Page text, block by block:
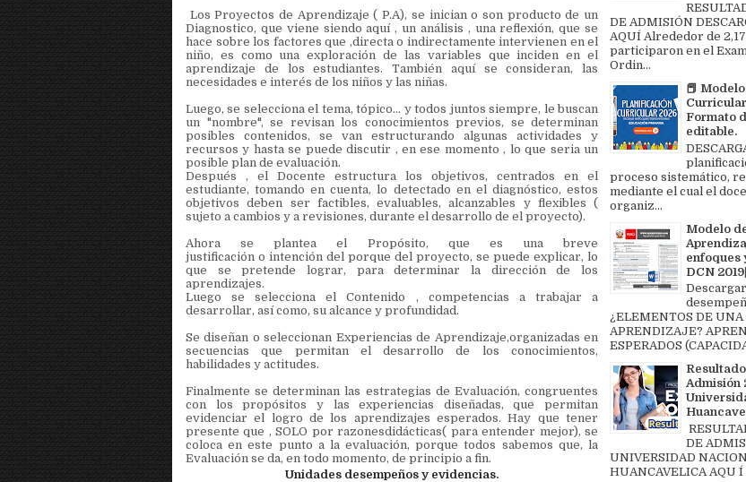
Los Proyectos de Aprendizaje ( P.A), se inician o son producto de un
Diagnostico, que viene siendo aquí , un análisis , una reflexión, que se
hace sobre los factores que ,directa o indirectamente intervienen en el
niño, es como una exploración de las variables que inciden en el
aprendizaje de los estudiantes. También aquí se consideran, las
necesidades e interés de los niños y las niñas.
Luego, se selecciona el tema, tópico... y todos juntos siempre, le buscan
un "nombre", se revisan los conocimientos previos, se determinan
posibles contenidos, se van estructurando algunas actividades y
recursos y hasta se puede discutir , en ese momento , lo que seria un
posible plan de evaluación.
Después , el Docente estructura los objetivos, centrados en el
estudiante, tomando en cuenta, lo detectado en el diagnóstico, estos
objetivos deben ser factibles, evaluables, alcanzables y flexibles (
sujeto a cambios y a revisiones, durante el desarrollo de el proyecto).
Ahora se plantea el Propósito, que es una breve
justificación o intención del porque del proyecto, se puede explicar, lo
que se pretende lograr, para determinar la dirección de los
aprendizajes.
Luego se selecciona el Contenido , competencias a trabajar a
desarrollar, así como, su alcance y profundidad.
Se diseñan o seleccionan Experiencias de Aprendizaje,organizadas en
secuencias que permitan el desarrollo de los conocimientos,
habilidades y actitudes.
Finalmente se determinan las estrategias de Evaluación, congruentes
con los propósitos y las experiencias diseñadas, que permitan
evidenciar el logro de los aprendizajes esperados. Hay que tener
presente que , SOLO por razonesdidácticas( para entender mejor), se
coloca en este punto a la evaluación, porque todos sabemos que, la
Evaluación se da, en todo momento, de principio a fin.
Unidades desempeños y evidencias.
DE ADMISIÓN
AQUÍ Alrededor de
participaron en el
Ordin...
📕
Curricular
Formato
editable.
proceso sistemático,
mediante el cual el
organiz...
Modelo
enfoques
DCN
¿ELEMENTOS DE UNA
APRENDIZAJE?
ESPERADOS
Admisión
DE
UNIVERSIDAD
HUANCAVELICA AQU